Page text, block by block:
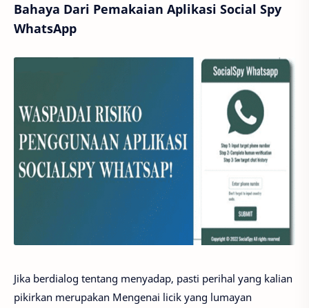
Bahaya Dari Pemakaian Aplikasi Social Spy
WhatsApp
Jika berdialog tentang menyadap, pasti perihal yang kalian
pikirkan merupakan Mengenai licik yang lumayan